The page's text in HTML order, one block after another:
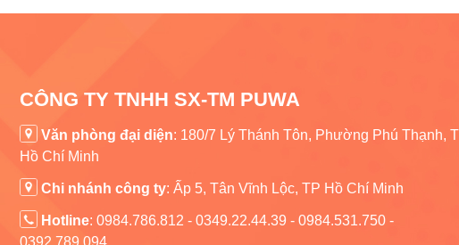
CÔNG TY TNHH SX-TM PUWA
Văn phòng đại diện: 180/7 Lý Thánh Tôn, Phường Phú Thạnh,
Hồ Chí Minh
Chi nhánh công ty: Ấp 5, Tân Vĩnh Lộc, TP Hồ Chí Minh
Hotline: 0984.786.812 - 0349.22.44.39 - 0984.531.750 -